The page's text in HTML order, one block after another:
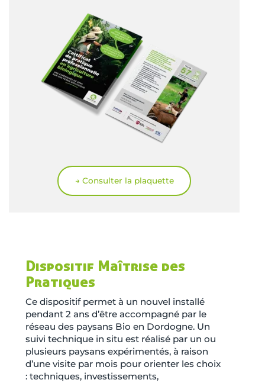
→ Consulter la plaquette
Dispositif Maîtrise des
Pratiques
Ce dispositif permet à un nouvel installé
pendant 2 ans d’être accompagné par le
réseau des paysans Bio en Dordogne. Un
suivi technique in situ est réalisé par un ou
plusieurs paysans expérimentés, à raison
d’une visite par mois pour orienter les choix
: techniques, investissements,